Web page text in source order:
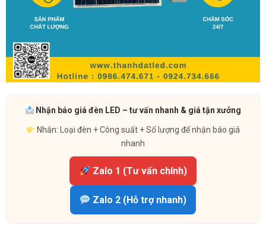
Nhận báo giá đèn LED – tư vấn nhanh & giá tận xưởng
Nhắn: Loại đèn + Công suất + Số lượng để nhận báo giá
nhanh
Zalo 1 (Tư vấn chính)
Zalo 2 (Hỗ trợ nhanh)